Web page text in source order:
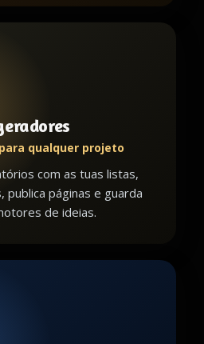
qualquer projeto
com as tuas listas,
publica páginas e guarda
de ideias.